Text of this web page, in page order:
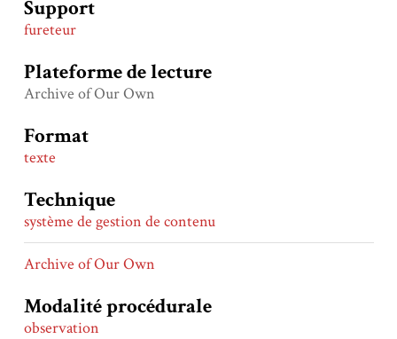
Support
fureteur
Plateforme de lecture
Archive of Our Own
Format
texte
Technique
système de gestion de contenu
Archive of Our Own
Modalité procédurale
observation